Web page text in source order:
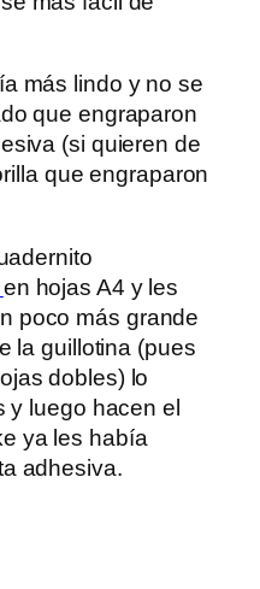
más lindo y no se
que engraparon
(si quieren de
que engraparon
en hojas A4 y les
poco más grande
la guillotina (pues
dobles) lo
y luego hacen el
ya les había
adhesiva.